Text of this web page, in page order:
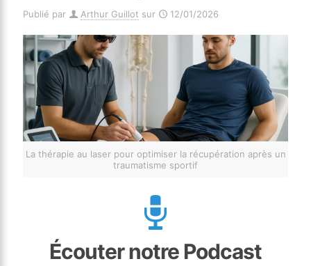
Publié par Arthur Guillot sur 12/01/2026
La thérapie au laser pour optimiser la récupération après un
traumatisme sportif
Écouter notre Podcast